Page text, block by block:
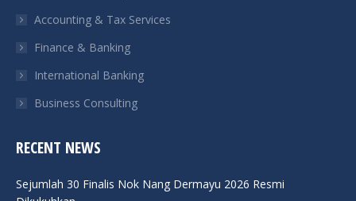
Accounting & Tax Services
Finance & Banking
International Banking
Business Consulting
RECENT NEWS
Sejumlah 30 Finalis Nok Nang Dermayu 2026 Resmi